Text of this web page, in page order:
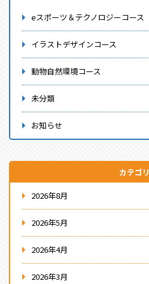
eスポーツ＆テクノロジーコース
イラストデザインコース
動物自然環境コース
未分類
お知らせ
カテゴリ
2026年8月
2026年5月
2026年4月
2026年3月